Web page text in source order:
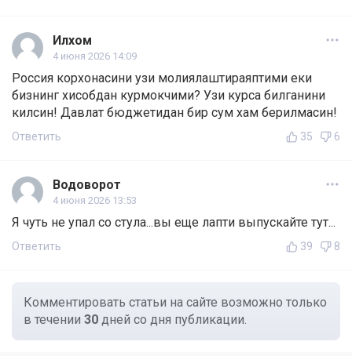
Илхом
4 июня 2026 14:09
Россия корхонасини узи молиялаштираяптими еки
бизнинг хисобдан курмокчими? Узи курса билганини
килсин! Давлат бюджетидан бир сум хам берилмасин!
Ответить 35 6
Водоворот
4 июня 2026 13:53
Я чуть не упал со стула...вы еще лапти выпускайте тут...
Ответить 39 8
Комментировать статьи на сайте возможно только
в течении 30 дней со дня публикации.